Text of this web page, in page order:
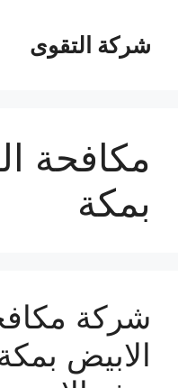
المحتوىشركة التقوى
مكافحة
بمكة
شركة